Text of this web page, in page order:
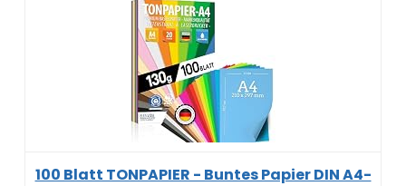
100 Blatt TONPAPIER - Buntes Papier DIN A4-